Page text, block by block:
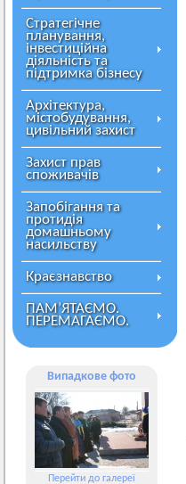
Стратегічне
планування,
інвестиційна
діяльність та
підтримка бізнесу
Архітектура,
містобудування,
цивільний захист
Захист прав
споживачів
Запобігання та
протидія
домашньому
насильству
Краєзнавство
ПАМ’ЯТАЄМО.
ПЕРЕМАГАЄМО.
Випадкове фото
Перейти до галереї